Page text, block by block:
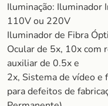
Iluminação: Iluminador
110V ou 220V
Iluminador de Fibra
Ocular de 5x, 10x com
auxiliar de 0.5x e
2x, Sistema de vídeo e
para defeitos de